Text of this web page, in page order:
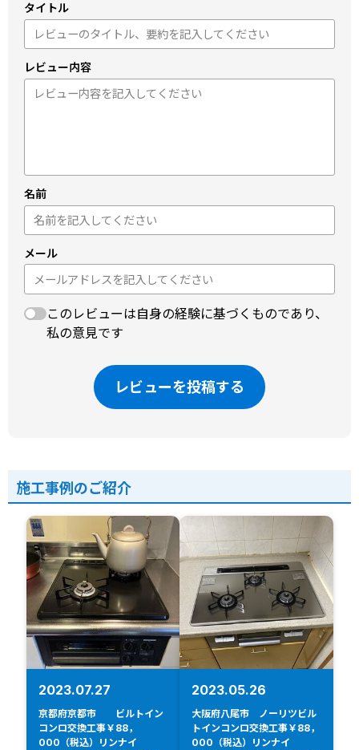
タイトル
レビュー内容
名前
メール
このレビューは自身の経験に基づくものであり、
私の意見です
レビューを投稿する
施工事例のご紹介
2023.07.27
京都府京都市 ビルトイン
コンロ交換工事￥88，
000（税込）リンナイ
2023.05.26
大阪府八尾市 ノーリツビル
トインコンロ交換工事￥88，
000（税込）リンナイ